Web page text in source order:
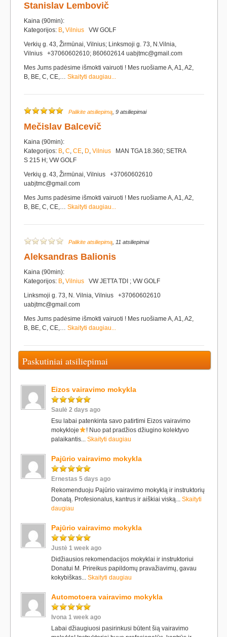
Stanislav Lembovič
Kaina (90min):
Kategorijos: B, Vilnius VW GOLF
Verkių g. 43, Žirmūnai, Vilnius; Linksmoji g. 73, N.Vilnia,
Vilnius +37060602610; 860602614 uabjtmc@gmail.com
Mes Jums padėsime išmokti vairuoti ! Mes ruošiame A, A1, A2,
B, BE, C, CE,… Skaityti daugiau...
Palikite atsiliepimą , 9 atsiliepimai
Mečislav Balcevič
Kaina (90min):
Kategorijos: B, C, CE, D, Vilnius MAN TGA 18.360; SETRA
S 215 H; VW GOLF
Verkių g. 43, Žirmūnai, Vilnius +37060602610
uabjtmc@gmail.com
Mes Jums padėsime išmokti vairuoti ! Mes ruošiame A, A1, A2,
B, BE, C, CE,… Skaityti daugiau...
Palikite atsiliepimą , 11 atsiliepimai
Aleksandras Balionis
Kaina (90min):
Kategorijos: B, Vilnius VW JETTA TDI ; VW GOLF
Linksmoji g. 73, N. Vilnia, Vilnius +37060602610
uabjtmc@gmail.com
Mes Jums padėsime išmokti vairuoti ! Mes ruošiame A, A1, A2,
B, BE, C, CE,… Skaityti daugiau...
Paskutiniai atsiliepimai
Eizos vairavimo mokykla
Saulė 2 days ago
Esu labai patenkinta savo patirtimi Eizos vairavimo
mokykloje
! Nuo pat pradžios džiugino kolektyvo
palaikantis... Skaityti daugiau
Pajūrio vairavimo mokykla
Ernestas 5 days ago
Rekomenduoju Pajūrio vairavimo mokyklą ir instruktorių
Donatą. Profesionalus, kantrus ir aiškiai viską... Skaityti
daugiau
Pajūrio vairavimo mokykla
Justė 1 week ago
Didžiausios rekomendacijos mokyklai ir instruktoriui
Donatui M. Prireikus papildomų pravažiavimų, gavau
kokybiškas... Skaityti daugiau
Automotoera vairavimo mokykla
Ivona 1 week ago
Labai džiaugiuosi pasirinkusi būtent šią vairavimo